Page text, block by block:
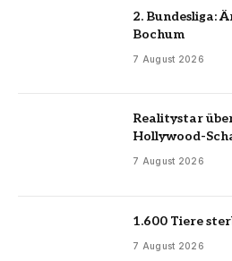
2. Bundesliga:
Bochum
7 August 2026
Realitystar
Hollywood-
7 August 2026
1.600 Tiere
7 August 2026